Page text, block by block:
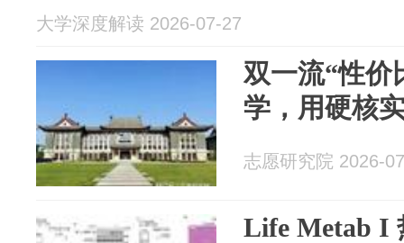
大学深度解读 2026-07-27
双一流“性价
学，用硬核
志愿研究院 2026-
Life Metab I